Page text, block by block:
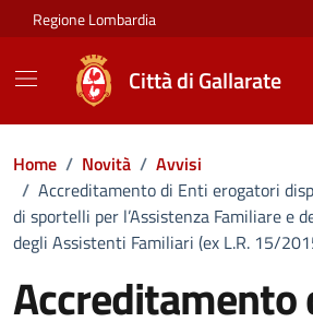
Vai ai contenuti
Vai al footer
Regione Lombardia
Città di Gallarate
Home / Novità / Avvisi
/ Accreditamento di Enti erogatori
di sportelli per l’Assistenza Familiare e
degli Assistenti Familiari (ex L.R. 15/
Accreditamento